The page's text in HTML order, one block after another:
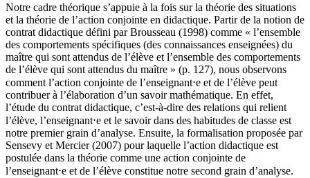
Notre cadre théorique s’appuie à la fois sur la théorie des situations
et la théorie de l’action conjointe en didactique. Partir de la notion de
contrat didactique défini par Brousseau (1998) comme « l’ensemble
des comportements spécifiques (des connaissances enseignées) du
maître qui sont attendus de l’élève et l’ensemble des comportements
de l’élève qui sont attendus du maître » (p. 127), nous observons
comment l’action conjointe de l’enseignant⋅e et de l’élève peut
contribuer à l’élaboration d’un savoir mathématique. En effet,
l’étude du contrat didactique, c’est-à-dire des relations qui relient
l’élève, l’enseignant⋅e et le savoir dans des habitudes de classe est
notre premier grain d’analyse. Ensuite, la formalisation proposée par
Sensevy et Mercier (2007) pour laquelle l’action didactique est
postulée dans la théorie comme une action conjointe de
l’enseignant⋅e et de l’élève constitue notre second grain d’analyse.